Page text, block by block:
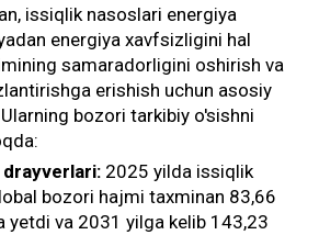
issiqlik nasoslari energiya
energiya xavfsizligini hal
samaradorligini oshirish va
erishish uchun asosiy
bozori tarkibiy o'sishni
2025 yilda issiqlik
bozori hajmi taxminan 83,66
yetdi va 2031 yilga kelib 143,23